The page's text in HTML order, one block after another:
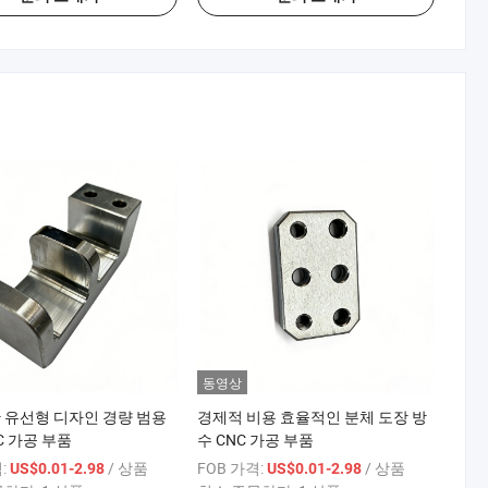
선형 디자인 경량 범용
가공 부품
US$0.01-2.98 / 상품
동영상
경제적 비용 효율적인 분체 도장 방
수 CNC 가공 부품
FOB 가격:US$0.01-2.98 / 상품